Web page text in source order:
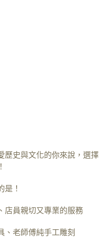
歷史與文化的你來說，選擇
是！
店員親切又專業的服務
、老師傅純手工雕刻